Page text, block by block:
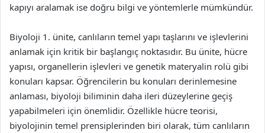
kapıyı aralamak ise doğru bilgi ve yöntemlerle mümkündür.
Biyoloji 1. ünite, canlıların temel yapı taşlarını ve işlevlerini
anlamak için kritik bir başlangıç noktasıdır. Bu ünite, hücre
yapısı, organellerin işlevleri ve genetik materyalin rolü gibi
konuları kapsar. Öğrencilerin bu konuları derinlemesine
anlaması, biyoloji biliminin daha ileri düzeylerine geçiş
yapabilmeleri için önemlidir. Özellikle hücre teorisi,
biyolojinin temel prensiplerinden biri olarak, tüm canlıların